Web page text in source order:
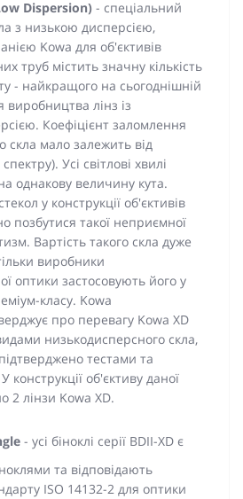
Dispersion) - спеціальний
з низькою дисперсією,
Kowa для об'єктивів
труб містить значну кількість
- найкращого на сьогоднішній
виробництва лінз із
Коефіцієнт заломлення
скла мало залежить від
Усі світлові хвилі
однакову величину кута.
у конструкції об'єктивів
позбутися такої неприємної
Вартість такого скла дуже
виробники
оптики застосовують його у
класу. Kowa
про перевагу Kowa XD
низькодисперсного скла,
тестами та
конструкції об'єктиву даної
2 лінзи Kowa XD.
- усі біноклі серії BDII-XD є
та відповідають
ISO 14132-2 для оптики